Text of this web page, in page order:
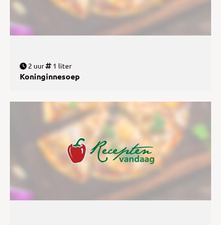
2 uur 1 liter
Koninginnesoep